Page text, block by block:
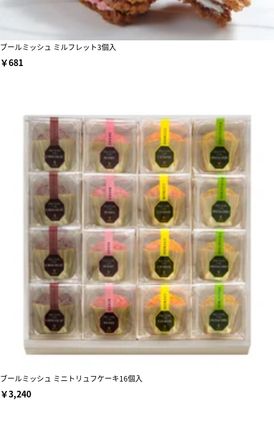
ブールミッシュ ミルフレット3個入
￥681
ブールミッシュ ミニトリュフケーキ16個入
￥3,240